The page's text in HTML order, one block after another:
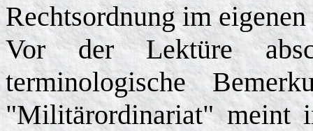
Rechtsordnung im
Vor der Lektüre
terminologische
"Militärordinariat" meint